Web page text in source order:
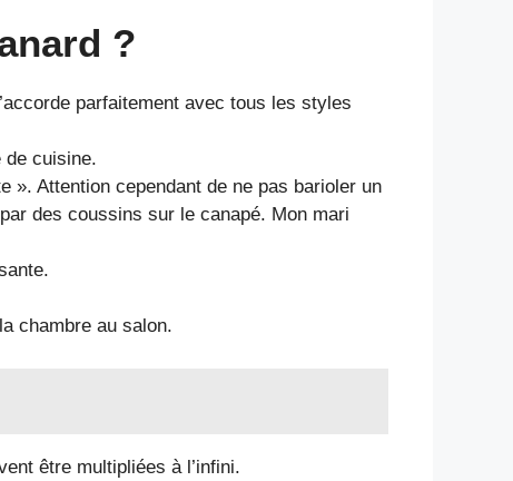
?
parfaitement avec tous les styles
de cuisine.
». Attention cependant de ne pas barioler un
des coussins sur le canapé. Mon mari
chambre au salon.
être multipliées à l’infini.